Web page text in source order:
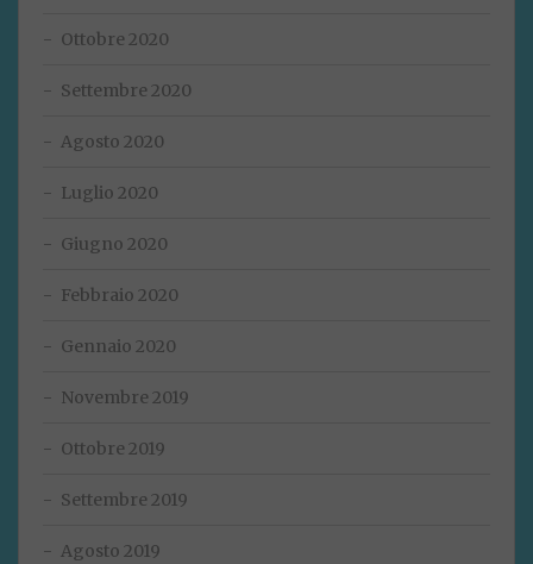
Ottobre 2020
Settembre 2020
Agosto 2020
Luglio 2020
Giugno 2020
Febbraio 2020
Gennaio 2020
Novembre 2019
Ottobre 2019
Settembre 2019
Agosto 2019